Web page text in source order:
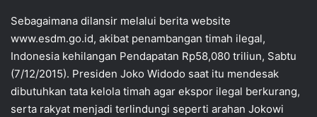
Sebagaimana dilansir melalui berita website
www.esdm.go.id, akibat penambangan timah ilegal,
Indonesia kehilangan Pendapatan Rp58,080 triliun, Sabtu
(7/12/2015). Presiden Joko Widodo saat itu mendesak
dibutuhkan tata kelola timah agar ekspor ilegal berkurang,
serta rakyat menjadi terlindungi seperti arahan Jokowi